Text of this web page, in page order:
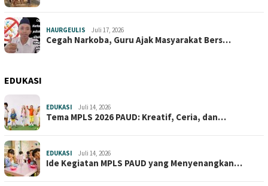
HAURGEULIS Juli 17, 2026
Cegah Narkoba, Guru Ajak Masyarakat Bers…
EDUKASI
EDUKASI Juli 14, 2026
Tema MPLS 2026 PAUD: Kreatif, Ceria, dan…
EDUKASI Juli 14, 2026
Ide Kegiatan MPLS PAUD yang Menyenangkan…